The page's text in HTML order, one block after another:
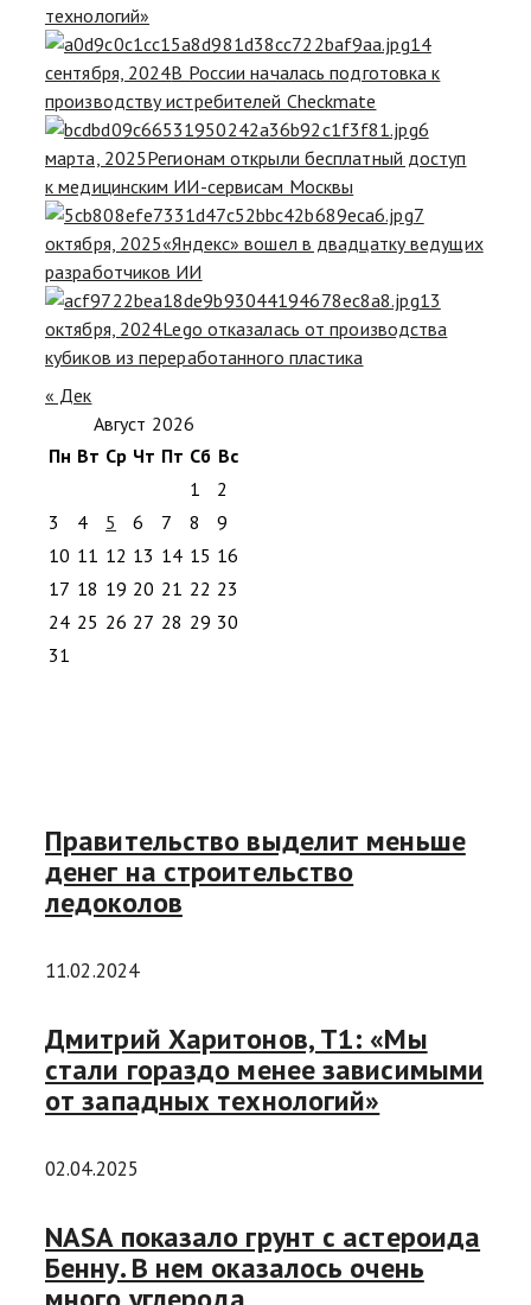
технологий»
14
сентября, 2024В России началась подготовка к
производству истребителей Checkmate
6
марта, 2025Регионам открыли бесплатный доступ
к медицинским ИИ-сервисам Москвы
7
октября, 2025«Яндекс» вошел в двадцатку ведущих
разработчиков ИИ
13
октября, 2024Lego отказалась от производства
кубиков из переработанного пластика
« Дек
Август 2026
Пн Вт Ср Чт Пт Сб Вс
1
2
3
4 5 6 7 8
9
10 11 12 13 14 15 16
17 18 19 20 21 22 23
24 25 26 27 28 29 30
31
Правительство выделит меньше
денег на строительство
ледоколов
11.02.2024
Дмитрий Харитонов, Т1: «Мы
стали гораздо менее зависимыми
от западных технологий»
02.04.2025
NASA показало грунт с астероида
Бенну. В нем оказалось очень